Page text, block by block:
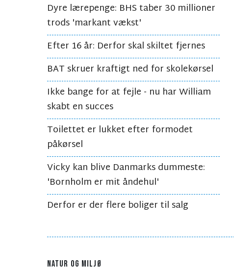
Dyre lærepenge: BHS taber 30 millioner
trods 'markant vækst'
Efter 16 år: Derfor skal skiltet fjernes
BAT skruer kraftigt ned for skolekørsel
Ikke bange for at fejle - nu har William
skabt en succes
Toilettet er lukket efter formodet
påkørsel
Vicky kan blive Danmarks dummeste:
'Bornholm er mit åndehul'
Derfor er der flere boliger til salg
NATUR OG MILJØ